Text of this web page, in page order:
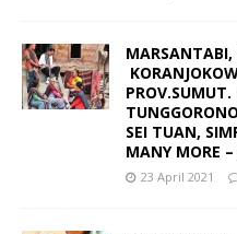
PROV.SUMUT.
SEI TUAN,
MANY MORE
23 April 2021